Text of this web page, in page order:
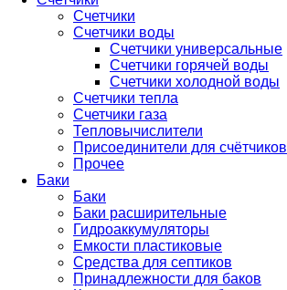
Счетчики
Счетчики воды
Счетчики универсальные
Счетчики горячей воды
Счетчики холодной воды
Счетчики тепла
Счетчики газа
Тепловычислители
Присоединители для счётчиков
Прочее
Баки
Баки
Баки расширительные
Гидроаккумуляторы
Емкости пластиковые
Средства для септиков
Принадлежности для баков